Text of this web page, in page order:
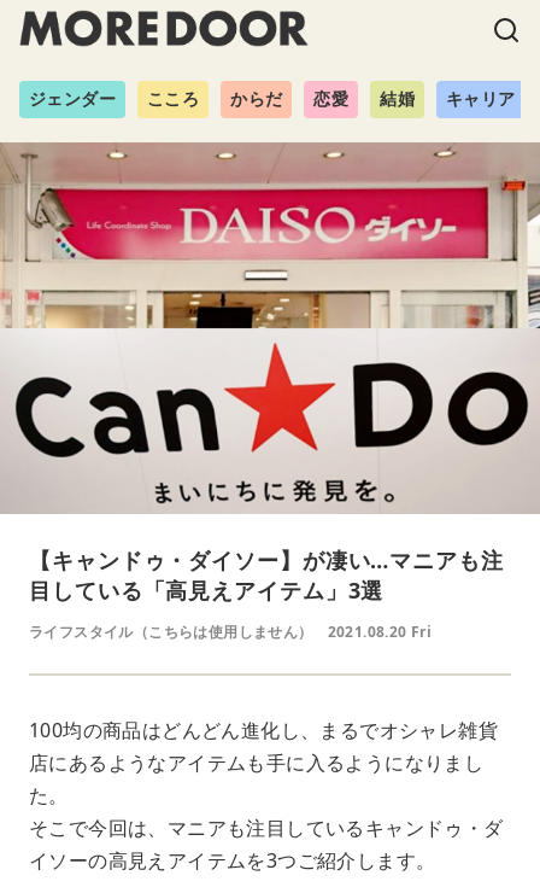
ジェンダー こころ からだ 恋愛 結婚 キャリア
【キャンドゥ・ダイソー】が凄い…マニアも注
目している「高見えアイテム」3選
ライフスタイル（こちらは使用しません） 2021.08.20 Fri
100均の商品はどんどん進化し、まるでオシャレ雑貨
店にあるようなアイテムも手に入るようになりまし
た。
そこで今回は、マニアも注目しているキャンドゥ・ダ
イソーの高見えアイテムを3つご紹介します。